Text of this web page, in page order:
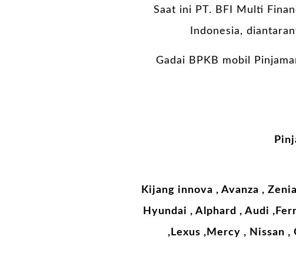
Saat ini PT. BFI Multi
Indonesia,
Gadai BPKB mobil
Kijang innova , Avanza ,
Hyundai , Alphard , Audi
,Lexus ,Mercy , Nissan ,